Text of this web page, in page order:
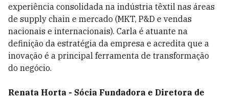
experiência consolidada na indústria têxtil nas áreas
de supply chain e mercado (MKT, P&D e vendas
nacionais e internacionais). Carla é atuante na
definição da estratégia da empresa e acredita que a
inovação é a principal ferramenta de transformação
do negócio.
Renata Horta - Sócia Fundadora e Diretora de